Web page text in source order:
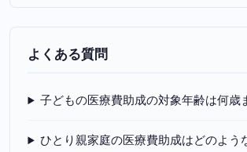
よくある質問
子どもの医療費助成の対象年齢は何歳
ひとり親家庭の医療費助成はどのよう